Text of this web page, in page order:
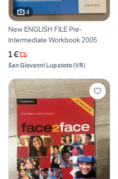
4
New ENGLISH FILE Pre-
Intermediate Workbook 2005
1 €
San Giovanni Lupatoto(VR)